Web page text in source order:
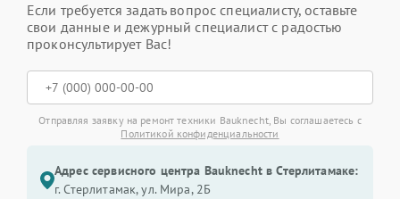
Если требуется задать вопрос специалисту, оставьте
свои данные и дежурный специалист с радостью
проконсультирует Вас!
Отправляя заявку на ремонт техники Bauknecht, Вы соглашаетесь с
Политикой конфиденциальности
Адрес сервисного центра Bauknecht в Стерлитамаке:
г. Стерлитамак, ул. Мира, 2Б